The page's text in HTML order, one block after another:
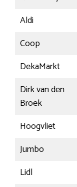
Aldi
Coop
DekaMarkt
Dirk van den
Broek
Hoogvliet
Jumbo
Lidl